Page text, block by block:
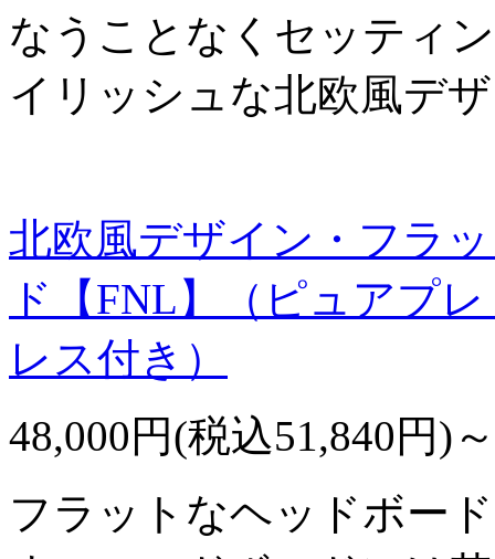
なうことなくセッティ
イリッシュな北欧風デ
北欧風デザイン・フラ
ド【FNL】（ピュアプ
レス付き）
48,000円(税込51,840円)～
フラットなヘッドボー